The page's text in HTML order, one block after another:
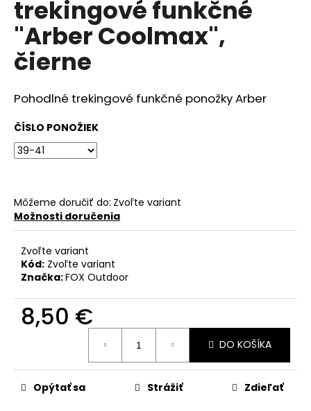
trekingové funkčné
"Arber Coolmax",
čierne
Pohodlné trekingové funkčné ponožky Arber
ČÍSLO PONOŽIEK
Môžeme doručiť do: Zvoľte variant
Možnosti doručenia
Zvoľte variant
Kód: Zvoľte variant
Značka:FOX Outdoor
8,50 €
DO KOŠÍKA
Opýtať sa Strážiť Zdieľať
á
j
s
ť
?
O
d
p
o
ú
a